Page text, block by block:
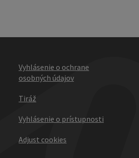
Vyhlásenie o ochrane
osobných údajov
Tiráž
Vyhlásenie o prístupnosti
Adjust cookies